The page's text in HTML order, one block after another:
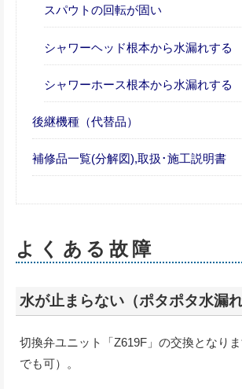
スパウトの回転が固い
シャワーヘッド根本から水漏れする
シャワーホース根本から水漏れする
後継機種（代替品）
補修品一覧(分解図),取扱･施工説明書
よくある故障
水が止まらない（ポタポタ水漏れ
切換弁ユニット「Z619F」の交換となりま
でも可）。